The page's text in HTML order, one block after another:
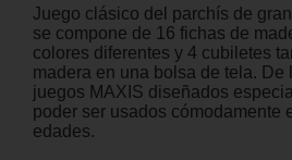
Juego clásico del parchís de
se compone de 16 fichas de
colores diferentes y 4 cubiletes
madera en una bolsa de tela. De
juegos MAXIS diseñados
poder ser usados cómodamente
edades.